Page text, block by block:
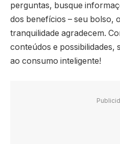
perguntas, busque
dos benefícios – seu bolso,
tranquilidade agradecem.
conteúdos e possibilidades,
ao consumo inteligente!